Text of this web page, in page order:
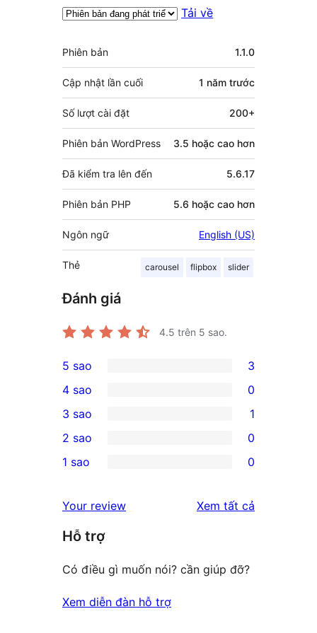
Tải về
Meta
Phiên bản 1.1.0
Cập nhật lần cuối 1 năm trước
Số lượt cài đặt 200+
Phiên bản WordPress 3.5 hoặc cao hơn
Đã kiểm tra lên đến 5.6.17
Phiên bản PHP 5.6 hoặc cao hơn
Ngôn ngữ English (US)
Thẻ carousel flipbox slider
Đánh giá
4.5 trên 5 sao.
3
5-
star
reviews
5 sao 3
4-
star
reviews
4 sao 0
1
3-
star
3 sao 1
2-
reviews
2 sao 0
star
reviews
1 sao 0
Your review Xem tất cả
Hỗ trợ
Có điều gì muốn nói? cần giúp đỡ?
Xem diễn đàn hỗ trợ